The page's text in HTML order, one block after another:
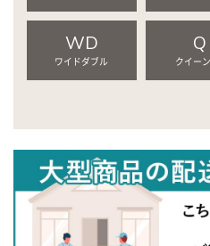
WD
ワイドダブル
Q
クイー